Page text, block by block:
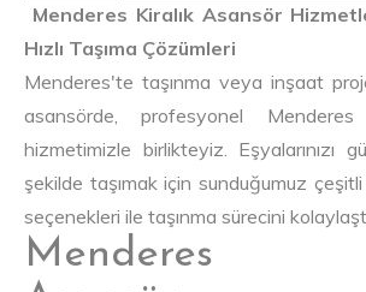
Menderes Kiralık Asansör
Hızlı Taşıma Çözümleri
Menderes'te taşınma veya inşaat
asansörde, profesyonel
hizmetimizle birlikteyiz. Eşyalarınızı
şekilde taşımak için sunduğumuz
seçenekleri ile taşınma sürecini
Menderes